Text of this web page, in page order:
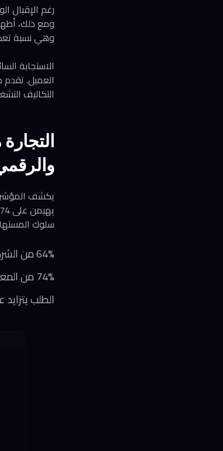
رغم الإقبال
وهي نسبة
الاستجابة
التكاليف
يكشف المؤشر
سلوك
64% من الشركات تعمل عبر قنوات فعلية ورقمية معاً
74% من المعاملات لا تزال نقدية رغم نمو الدفع الإلكتروني
الطلب